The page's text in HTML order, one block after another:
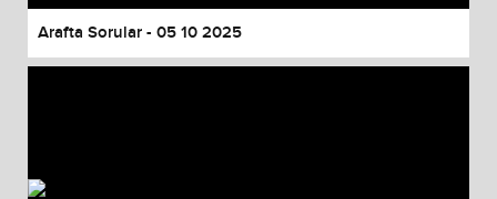
Arafta Sorular - 05 10 2025